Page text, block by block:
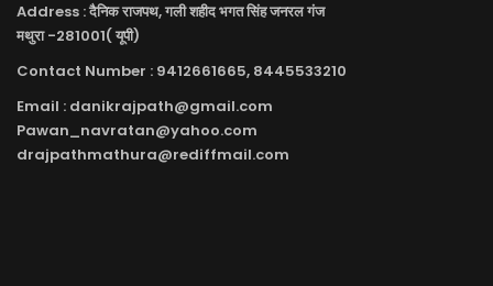
Address : दैनिक राजपथ, गली शहीद भगत सिंह जनरल गंज
मथुरा -281001( यूपी)
Contact Number : 9412661665, 8445533210
Email : danikrajpath@gmail.com
Pawan_navratan@yahoo.com
drajpathmathura@rediffmail.com